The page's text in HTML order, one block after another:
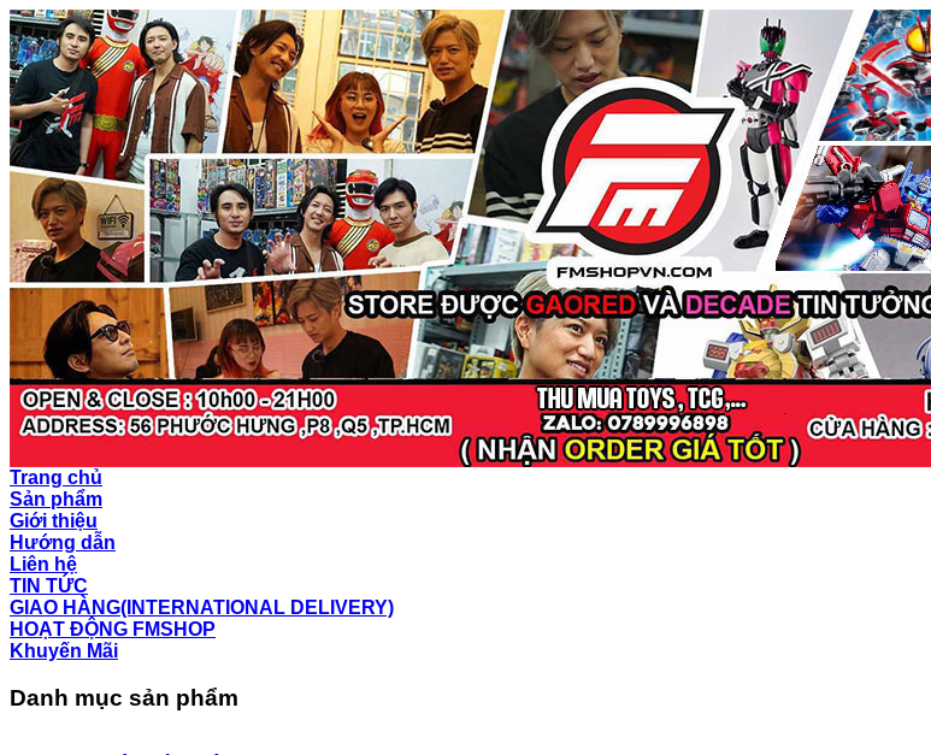
Trang chủ
Sản phẩm
Giới thiệu
Hướng dẫn
Liên hệ
TIN TỨC
GIAO HÀNG(INTERNATIONAL DELIVERY)
HOẠT ĐỘNG FMSHOP
Khuyến Mãi
Danh mục sản phẩm